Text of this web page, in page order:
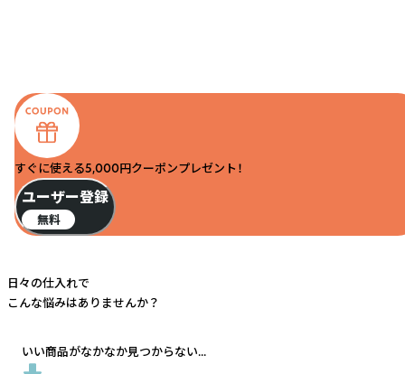
すぐに使える5,000円クーポンプレゼント！
ユーザー登録
無料
日々の仕入れで
こんな悩みはありませんか？
いい商品がなかなか見つからない...